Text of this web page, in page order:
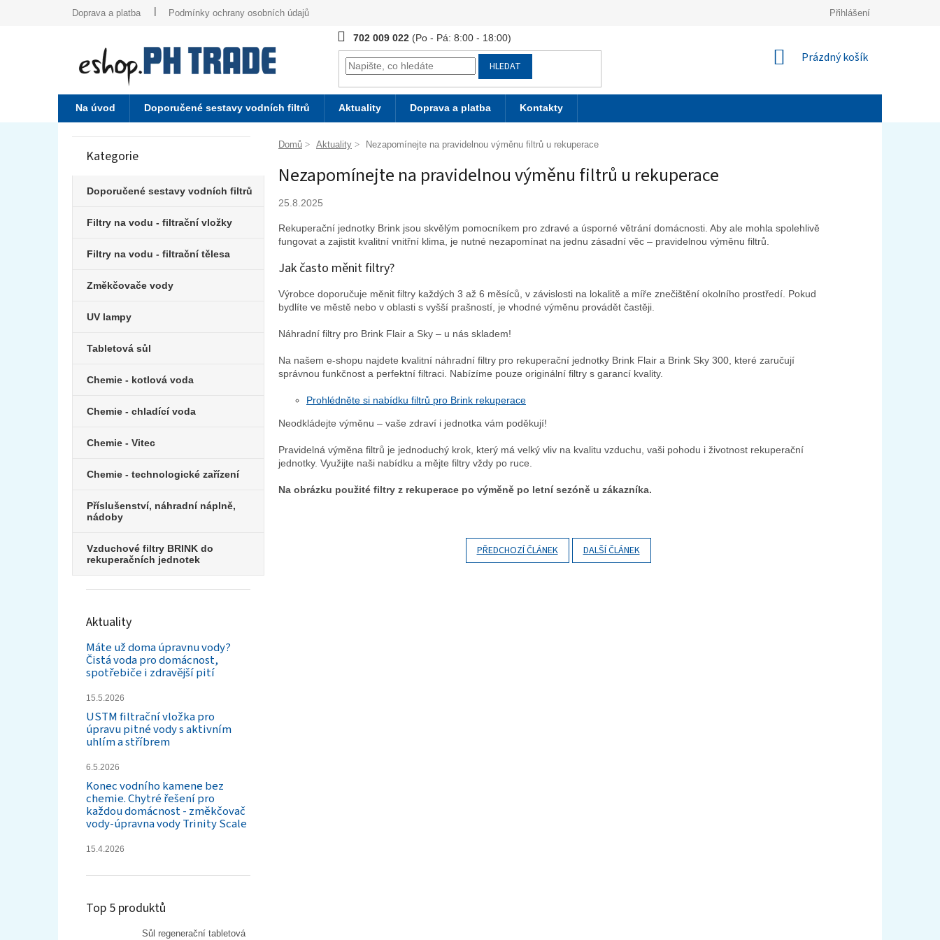
Doprava a platba Podmínky ochrany osobních údajů Přihlášení
702 009 022
HLEDAT
NÁKUPNÍ
Prázdný košík
Na úvod Doporučené sestavy vodních filtrů Aktuality Doprava a platba Kontakty
P
Přeskočit
Kategorie
Doporučené sestavy vodních filtrů
Filtry na vodu - filtrační vložky
Filtry na vodu - filtrační tělesa
Změkčovače vody
UV lampy
Tabletová sůl
Chemie - kotlová voda
Chemie - chladící voda
Chemie - Vitec
Chemie - technologické zařízení
Příslušenství, náhradní náplně,
nádoby
Vzduchové filtry BRINK do
rekuperačních jednotek
Aktuality
Máte už doma úpravnu vody?
Čistá voda pro domácnost,
spotřebiče i zdravější pití
15.5.2026
USTM filtrační vložka pro
úpravu pitné vody s aktivním
uhlím a stříbrem
6.5.2026
Konec vodního kamene bez
chemie. Chytré řešení pro
každou domácnost - změkčovač
vody-úpravna vody Trinity Scale
15.4.2026
Top 5 produktů
Sůl regenerační tabletová
Domů Aktuality Nezapomínejte na pravidelnou výměnu filtrů u rekuperace
Nezapomínejte na pravidelnou výměnu filtrů u rekuperace
25.8.2025
Rekuperační jednotky Brink jsou skvělým pomocníkem pro zdravé a úsporné větrání domácnosti. Aby ale mohla spolehlivě
fungovat a zajistit kvalitní vnitřní klima, je nutné nezapomínat na jednu zásadní věc – pravidelnou výměnu filtrů.
Jak často měnit filtry?
Výrobce doporučuje měnit filtry každých 3 až 6 měsíců, v závislosti na lokalitě a míře znečištění okolního prostředí. Pokud
bydlíte ve městě nebo v oblasti s vyšší prašností, je vhodné výměnu provádět častěji.
Náhradní filtry pro Brink Flair a Sky – u nás skladem!
Na našem e-shopu najdete kvalitní náhradní filtry pro rekuperační jednotky Brink Flair a Brink Sky 300, které zaručují
správnou funkčnost a perfektní filtraci. Nabízíme pouze originální filtry s garancí kvality.
Prohlédněte si nabídku filtrů pro Brink rekuperace
Neodkládejte výměnu – vaše zdraví i jednotka vám poděkují!
Pravidelná výměna filtrů je jednoduchý krok, který má velký vliv na kvalitu vzduchu, vaši pohodu i životnost rekuperační
jednotky. Využijte naši nabídku a mějte filtry vždy po ruce.
Na obrázku použité filtry z rekuperace po výměně po letní sezóně u zákazníka.
PŘEDCHOZÍ ČLÁNEK DALŠÍ ČLÁNEK